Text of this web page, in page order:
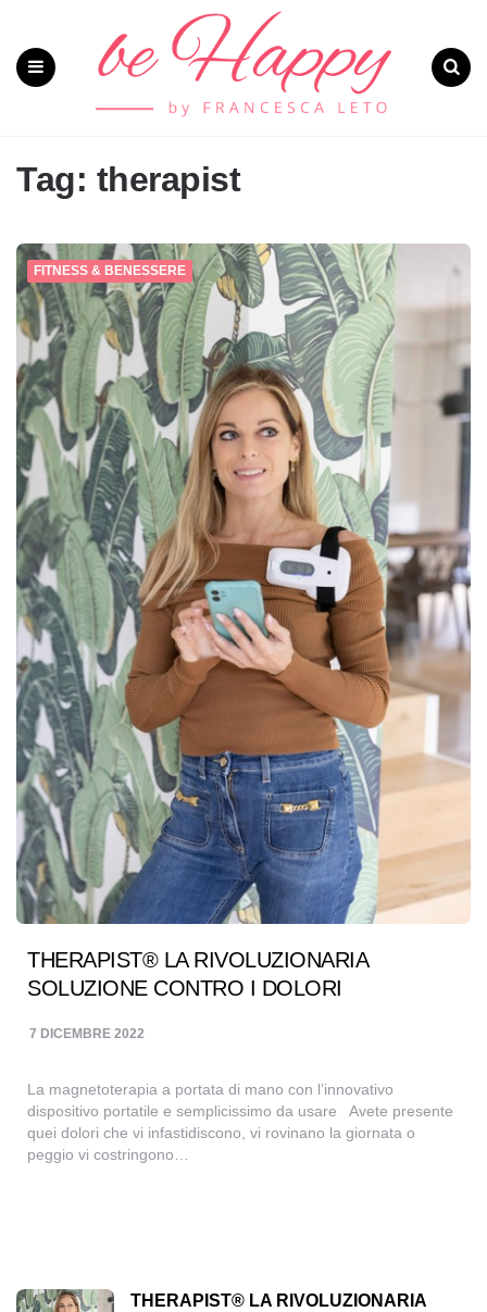
Tag: therapist
FITNESS & BENESSERE
THERAPIST® LA RIVOLUZIONARIA
SOLUZIONE CONTRO I DOLORI
7 DICEMBRE 2022
La magnetoterapia a portata di mano con l’innovativo
dispositivo portatile e semplicissimo da usare Avete presente
quei dolori che vi infastidiscono, vi rovinano la giornata o
peggio vi costringono…
THERAPIST® LA RIVOLUZIONARIA